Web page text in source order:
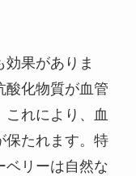
果がありま
酸化物質が血管
これにより、血
保たれます。特
ベリーは自然な